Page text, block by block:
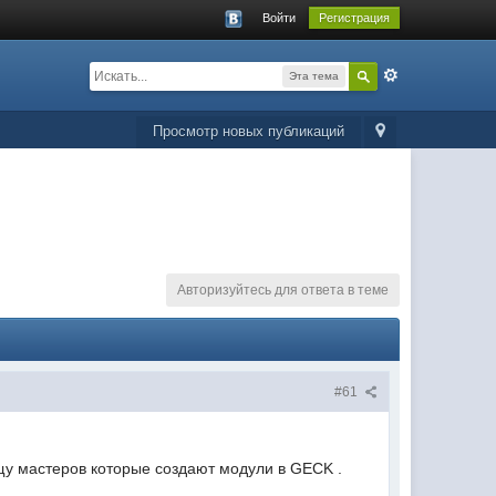
Войти Регистрация
Эта тема
Просмотр новых публикаций
Авторизуйтесь для ответа в теме
#61
мастеров которые создают модули в GECK .